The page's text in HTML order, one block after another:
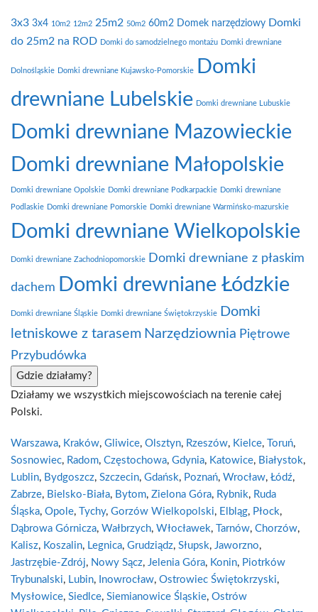
3x3 3x4 10m2 12m2 25m2 50m2 60m2 Domek narzędziowy Domki
do 25m2 na ROD Domki do samodzielnego montażu Domki drewniane
Dolnośląskie Domki drewniane Kujawsko-Pomorskie
Domki
drewniane Lubelskie Domki drewniane Lubuskie
Domki drewniane Mazowieckie
Domki drewniane Małopolskie
Domki drewniane Opolskie Domki drewniane Podkarpackie Domki drewniane
Podlaskie Domki drewniane Pomorskie Domki drewniane Warmińsko-mazurskie
Domki drewniane Wielkopolskie
Domki drewniane Zachodniopomorskie Domki drewniane z płaskim
dachem Domki drewniane Łódzkie
Domki drewniane Śląskie Domki drewniane Świętokrzyskie
Domki
letniskowe z tarasem Narzędziownia Piętrowe
Przybudówka
Gdzie działamy?
Działamy we wszystkich miejscowościach na terenie całej
Polski.
Warszawa, Kraków, Gliwice, Olsztyn, Rzeszów, Kielce, Toruń,
Sosnowiec, Radom, Częstochowa, Gdynia, Katowice, Białystok,
Lublin, Bydgoszcz, Szczecin, Gdańsk, Poznań, Wrocław, Łódź,
Zabrze, Bielsko-Biała, Bytom, Zielona Góra, Rybnik, Ruda
Śląska, Opole, Tychy, Gorzów Wielkopolski, Elbląg, Płock,
Dąbrowa Górnicza, Wałbrzych, Włocławek, Tarnów, Chorzów,
Kalisz, Koszalin, Legnica, Grudziądz, Słupsk, Jaworzno,
Jastrzębie-Zdrój, Nowy Sącz, Jelenia Góra, Konin, Piotrków
Trybunalski, Lubin, Inowrocław, Ostrowiec Świętokrzyski,
Mysłowice, Siedlce, Siemianowice Śląskie, Ostrów